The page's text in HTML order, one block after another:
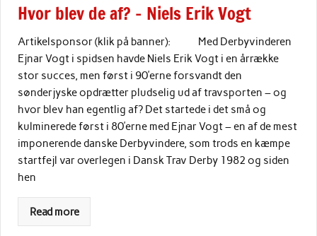
Hvor blev de af? – Niels Erik Vogt
Artikelsponsor (klik på banner): Med Derbyvinderen
Ejnar Vogt i spidsen havde Niels Erik Vogt i en årrække
stor succes, men først i 90’erne forsvandt den
sønderjyske opdrætter pludselig ud af travsporten – og
hvor blev han egentlig af? Det startede i det små og
kulminerede først i 80’erne med Ejnar Vogt – en af de mest
imponerende danske Derbyvindere, som trods en kæmpe
startfejl var overlegen i Dansk Trav Derby 1982 og siden
hen
Read more